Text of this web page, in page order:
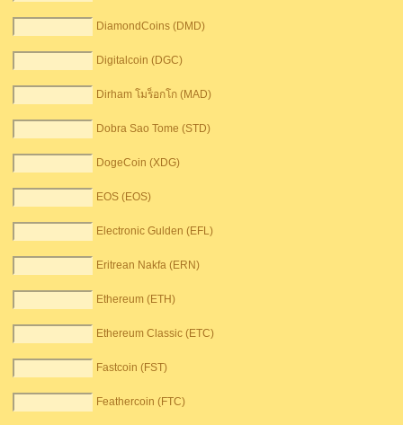
DiamondCoins (DMD)
Digitalcoin (DGC)
Dirham โมร็อกโก (MAD)
Dobra Sao Tome (STD)
DogeCoin (XDG)
EOS (EOS)
Electronic Gulden (EFL)
Eritrean Nakfa (ERN)
Ethereum (ETH)
Ethereum Classic (ETC)
Fastcoin (FST)
Feathercoin (FTC)